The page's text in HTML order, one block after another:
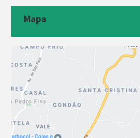
Mapa